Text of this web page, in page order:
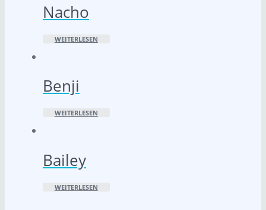
Nacho
WEITERLESEN
Benji
WEITERLESEN
Bailey
WEITERLESEN